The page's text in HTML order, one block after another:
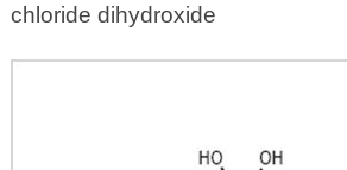
chloride dihydroxide